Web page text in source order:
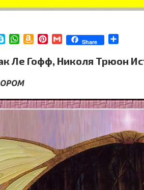
SkypeWhatsApp
Amazon
List
Pinterest
GmailShare
Ле Гофф, Николя Трюон